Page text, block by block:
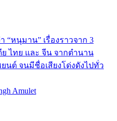
“หนุมาน” เรื่องราวจาก 3
ย ไทย และ จีน จากตำนาน
นต์ จนมีชื่อเสียงโด่งดังไปทั่ว
Amulet